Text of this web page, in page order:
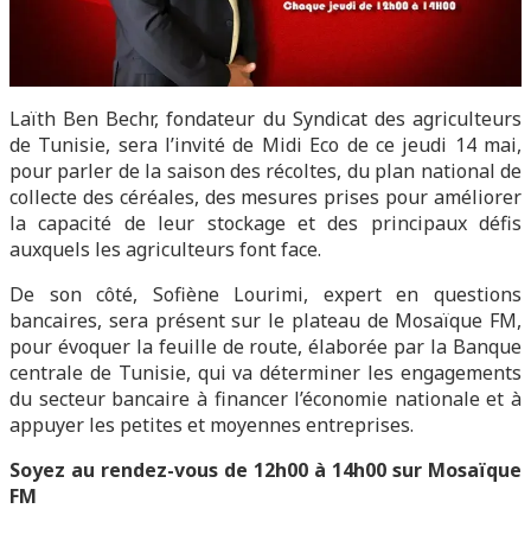
Laïth Ben Bechr, fondateur du Syndicat des agriculteurs
de Tunisie, sera l’invité de Midi Eco de ce jeudi 14 mai,
pour parler de la saison des récoltes, du plan national de
collecte des céréales, des mesures prises pour améliorer
la capacité de leur stockage et des principaux défis
auxquels les agriculteurs font face.
De son côté, Sofiène Lourimi, expert en questions
bancaires, sera présent sur le plateau de Mosaïque FM,
pour évoquer la feuille de route, élaborée par la Banque
centrale de Tunisie, qui va déterminer les engagements
du secteur bancaire à financer l’économie nationale et à
appuyer les petites et moyennes entreprises.
Soyez au rendez-vous de 12h00 à 14h00 sur Mosaïque
FM